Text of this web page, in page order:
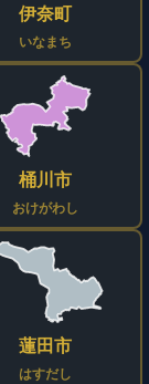
伊奈町
いなまち
桶川市
おけがわし
蓮田市
はすだし